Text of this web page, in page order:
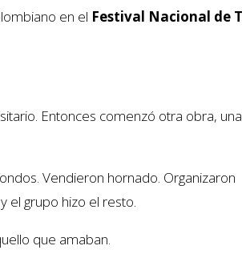
en el Festival Nacional de
Entonces comenzó otra obra,
Vendieron hornado. Organizaron
el grupo hizo el resto.
que amaban.